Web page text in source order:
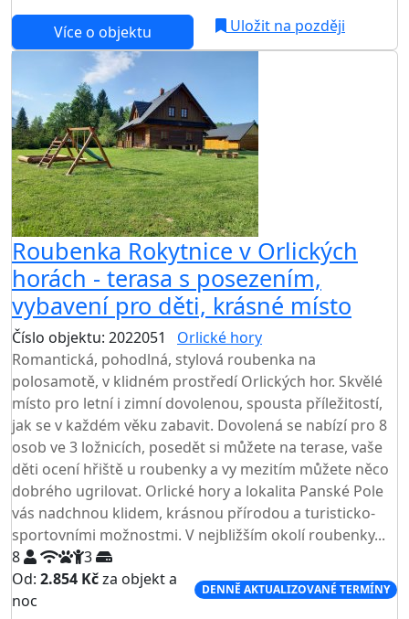
Více o objektu Uložit na později
Roubenka Rokytnice v Orlických
horách - terasa s posezením,
vybavení pro děti, krásné místo
Číslo objektu: 2022051 Orlické hory
Romantická, pohodlná, stylová roubenka na
polosamotě, v klidném prostředí Orlických hor. Skvělé
místo pro letní i zimní dovolenou, spousta příležitostí,
jak se v každém věku zabavit. Dovolená se nabízí pro 8
osob ve 3 ložnicích, posedět si můžete na terase, vaše
děti ocení hřiště u roubenky a vy mezitím můžete něco
dobrého ugrilovat. Orlické hory a lokalita Panské Pole
vás nadchnou klidem, krásnou přírodou a turisticko-
sportovními možnostmi. V nejbližším okolí roubenky...
8
3
Od: 2.854 Kčza objekt a
noc
DENNĚ AKTUALIZOVANÉ TERMÍNY